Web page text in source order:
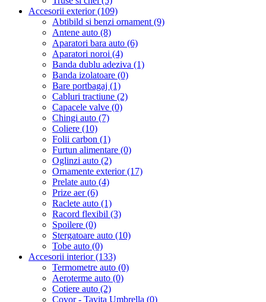
Accesorii exterior (109)
Abtibild si benzi ornament (9)
Antene auto (8)
Aparatori bara auto (6)
Aparatori noroi (4)
Banda dublu adeziva (1)
Banda izolatoare (0)
Bare portbagaj (1)
Cabluri tractiune (2)
Capacele valve (0)
Chingi auto (7)
Coliere (10)
Folii carbon (1)
Furtun alimentare (0)
Oglinzi auto (2)
Ornamente exterior (17)
Prelate auto (4)
Prize aer (6)
Raclete auto (1)
Racord flexibil (3)
Spoilere (0)
Stergatoare auto (10)
Tobe auto (0)
Accesorii interior (133)
Termometre auto (0)
Aeroterme auto (0)
Cotiere auto (2)
Covor - Tavita Umbrella (0)